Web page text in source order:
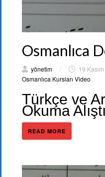
Osmanlıca
yönetim / 19
Osmanlıca Kursları Video
Türkçe ve
Okuma
READ MORE